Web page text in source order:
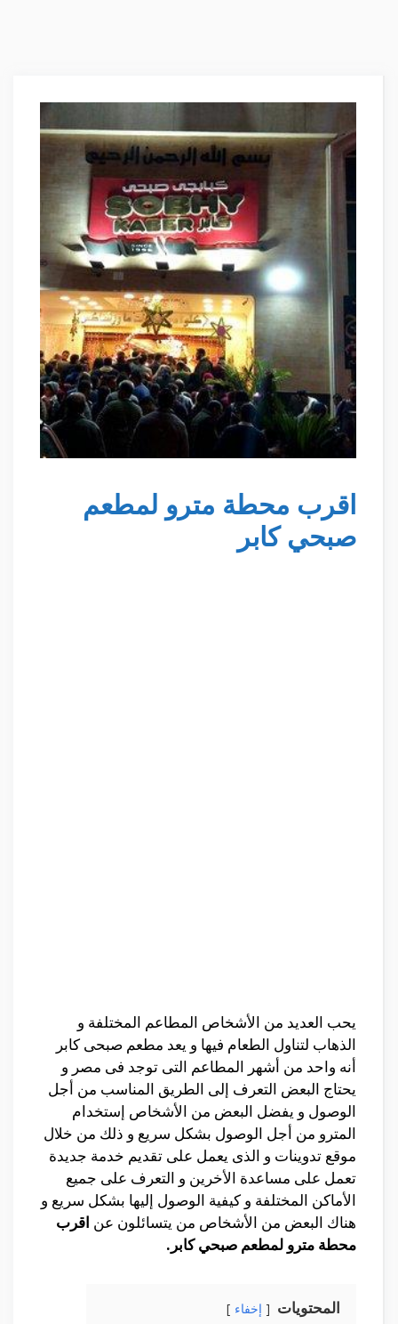
اقرب محطة مترو لمطعم
صبحي كابر
يحب العديد من الأشخاص المطاعم المختلفة و
الذهاب لتناول الطعام فيها و يعد مطعم صبحى كابر
أنه واحد من أشهر المطاعم التى توجد فى مصر و
يحتاج البعض التعرف إلى الطريق المناسب من أجل
الوصول و يفضل البعض من الأشخاص إستخدام
المترو من أجل الوصول بشكل سريع و ذلك من خلال
موقع تدوينات و الذى يعمل على تقديم خدمة جديدة
تعمل على مساعدة الأخرين و التعرف على جميع
الأماكن المختلفة و كيفية الوصول إليها بشكل سريع و
هناك البعض من الأشخاص من يتسائلون عن اقرب
محطة مترو لمطعم صبحي كابر.
المحتويات إخفاء